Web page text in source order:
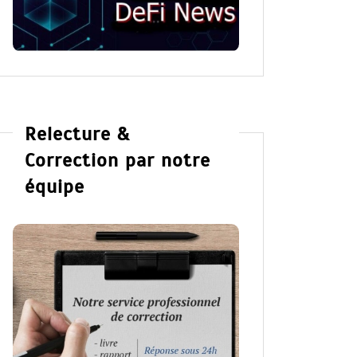
Lire la suite
Relecture &
Correction par notre
équipe